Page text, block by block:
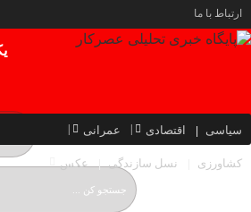
ارتباط با ما
سیاسی اقتصادی عمرانی
کشاورزی نسل سازندگی عکس